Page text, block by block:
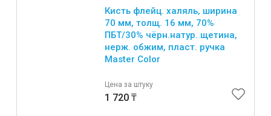
Кисть флейц. халяль, ширина
70 мм, толщ. 16 мм, 70%
ПБT/30% чёрн.натур. щетина,
нерж. обжим, пласт. ручка
Master Color
Цена за штуку
1 720 ₸